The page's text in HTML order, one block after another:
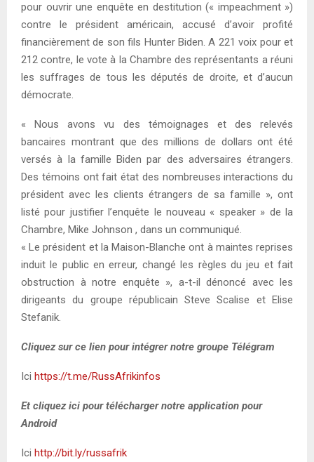
pour ouvrir une enquête en destitution (« impeachment »)
contre le président américain, accusé d’avoir profité
financièrement de son fils Hunter Biden. A 221 voix pour et
212 contre, le vote à la Chambre des représentants a réuni
les suffrages de tous les députés de droite, et d’aucun
démocrate.
« Nous avons vu des témoignages et des relevés
bancaires montrant que des millions de dollars ont été
versés à la famille Biden par des adversaires étrangers.
Des témoins ont fait état des nombreuses interactions du
président avec les clients étrangers de sa famille », ont
listé pour justifier l’enquête le nouveau « speaker » de la
Chambre, Mike Johnson , dans un communiqué.
« Le président et la Maison-Blanche ont à maintes reprises
induit le public en erreur, changé les règles du jeu et fait
obstruction à notre enquête », a-t-il dénoncé avec les
dirigeants du groupe républicain Steve Scalise et Elise
Stefanik.
Cliquez sur ce lien pour intégrer notre groupe Télégram
Ici https://t.me/RussAfrikinfos
Et cliquez ici pour télécharger notre application pour
Android
Ici http://bit.ly/russafrik